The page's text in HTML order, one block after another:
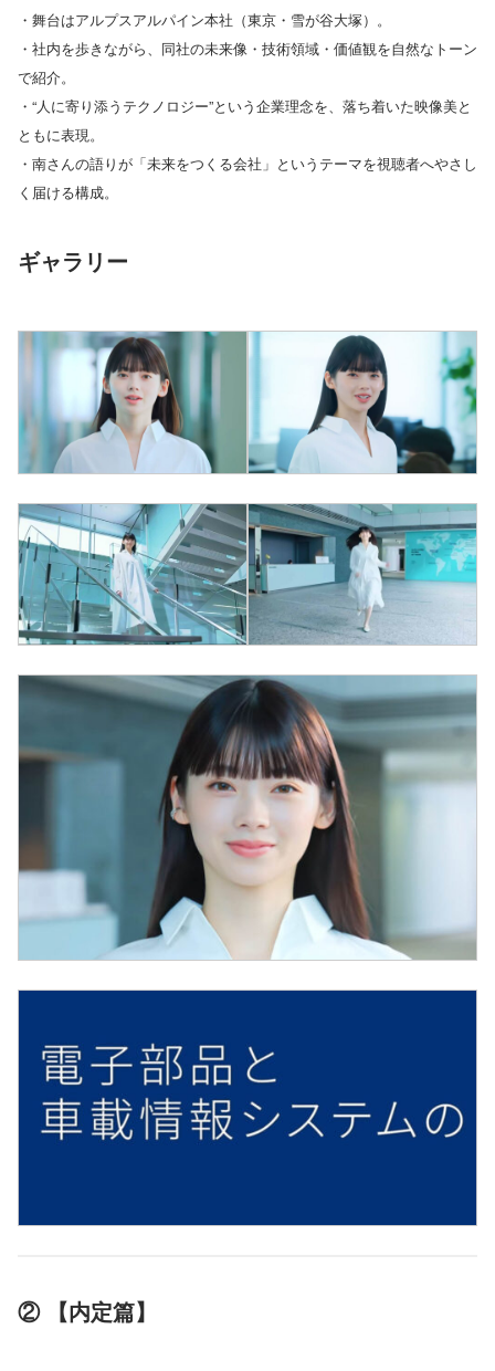
・舞台はアルプスアルパイン本社（東京・雪が谷大塚）。
・社内を歩きながら、同社の未来像・技術領域・価値観を自然なトーン
で紹介。
・“人に寄り添うテクノロジー”という企業理念を、落ち着いた映像美と
ともに表現。
・南さんの語りが「未来をつくる会社」というテーマを視聴者へやさし
く届ける構成。
ギャラリー
② 【内定篇】